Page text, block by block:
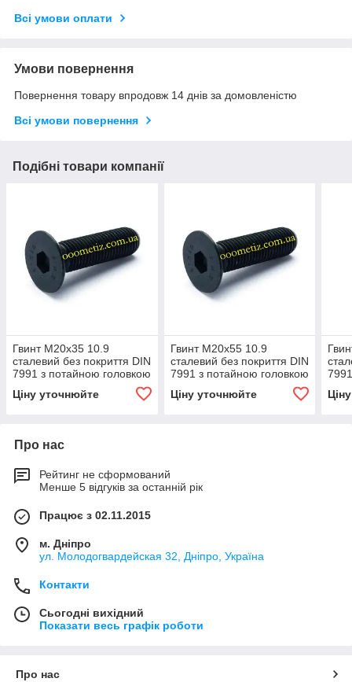
Всі умови оплати
Умови повернення
Повернення товару впродовж 14 днів за домовленістю
Всі умови повернення
Подібні товари компанії
Гвинт М20х35 10.9
сталевий без покриття DIN
7991 з потайною головкою
шестигранником
Ціну уточнюйте
Гвинт М20х55 10.9
сталевий без покриття DIN
7991 з потайною головкою
шестигранником
Ціну уточнюйте
Про нас
Рейтинг не сформований
Менше 5 відгуків за останній рік
Працює з 02.11.2015
м. Дніпро
ул. Молодогвардейская 32, Дніпро, Україна
Контакти
Сьогодні вихідний
Показати весь графік роботи
Про нас